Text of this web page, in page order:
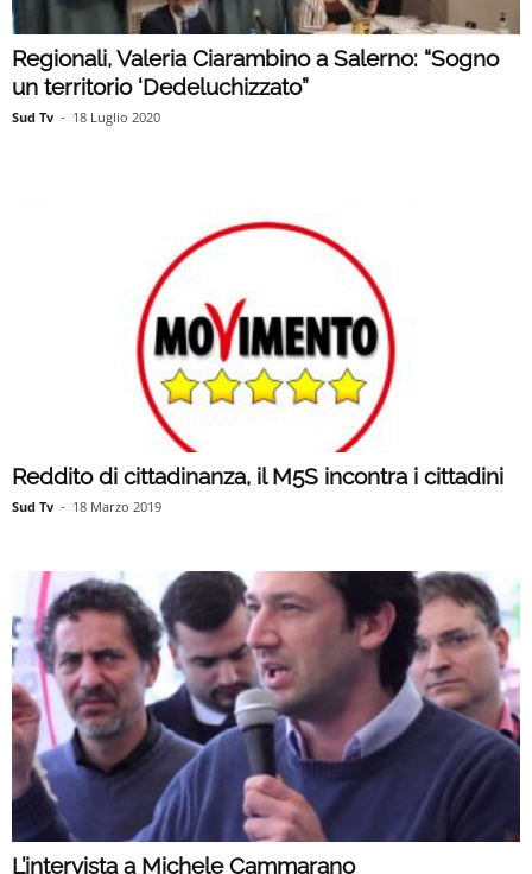
Regionali, Valeria Ciarambino a Salerno: “Sogno
un territorio ‘Dedeluchizzato”
Sud Tv - 18 Luglio 2020
Reddito di cittadinanza, il M5S incontra i cittadini
Sud Tv - 18 Marzo 2019
L’intervista a Michele Cammarano